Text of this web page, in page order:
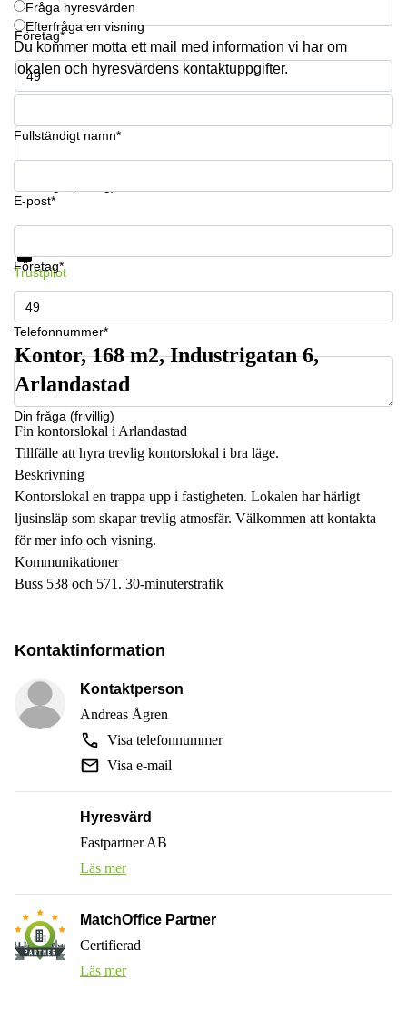
Företag*
Telefonnummer*
Fråga hyresvärden
Efterfråga en visning
Du kommer motta ett mail med information vi har om
lokalen och hyresvärdens kontaktuppgifter.
Fullständigt namn*
E-post*
Företag*
Telefonnummer*
Din fråga (frivillig)
Få information och pris
Trustpilot
Kontor, 168 m2, Industrigatan 6,
Arlandastad
Fin kontorslokal i Arlandastad
Tillfälle att hyra trevlig kontorslokal i bra läge.
Beskrivning
Kontorslokal en trappa upp i fastigheten. Lokalen har härligt
ljusinsläp som skapar trevlig atmosfär. Välkommen att kontakta
för mer info och visning.
Kommunikationer
Buss 538 och 571. 30-minuterstrafik
Kontaktinformation
Kontaktperson
Andreas Ågren
Visa telefonnummer
Visa e-mail
Hyresvärd
Fastpartner AB
Läs mer
MatchOffice Partner
Certifierad
Läs mer